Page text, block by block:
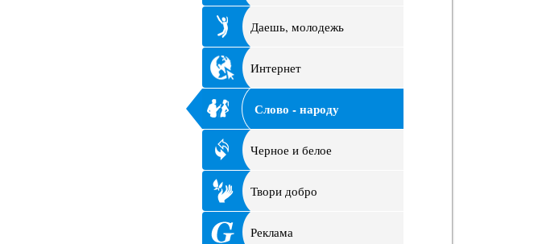
Даешь, молодежь
Интернет
Слово - народу
Черное и белое
Твори добро
Реклама